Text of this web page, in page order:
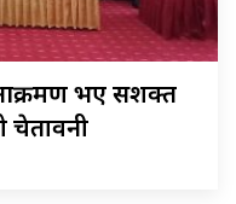
आक्रमण भए सशक्त
चेतावनी